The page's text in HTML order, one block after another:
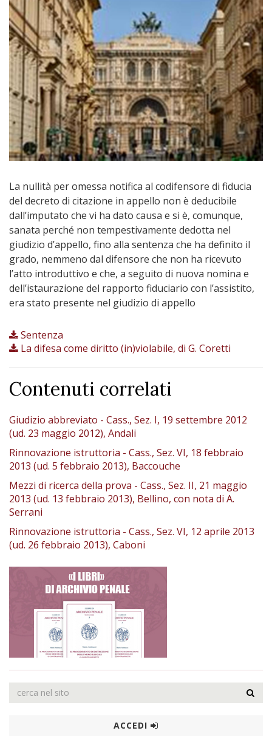
La nullità per omessa notifica al codifensore di fiducia
del decreto di citazione in appello non è deducibile
dall’imputato che vi ha dato causa e si è, comunque,
sanata perché non tempestivamente dedotta nel
giudizio d’appello, fino alla sentenza che ha definito il
grado, nemmeno dal difensore che non ha ricevuto
l’atto introduttivo e che, a seguito di nuova nomina e
dell’istaurazione del rapporto fiduciario con l’assistito,
era stato presente nel giudizio di appello
Sentenza
La difesa come diritto (in)violabile, di G. Coretti
Contenuti correlati
Giudizio abbreviato - Cass., Sez. I, 19 settembre 2012
(ud. 23 maggio 2012), Andali
Rinnovazione istruttoria - Cass., Sez. VI, 18 febbraio
2013 (ud. 5 febbraio 2013), Baccouche
Mezzi di ricerca della prova - Cass., Sez. II, 21 maggio
2013 (ud. 13 febbraio 2013), Bellino, con nota di A.
Serrani
Rinnovazione istruttoria - Cass., Sez. VI, 12 aprile 2013
(ud. 26 febbraio 2013), Caboni
ACCEDI